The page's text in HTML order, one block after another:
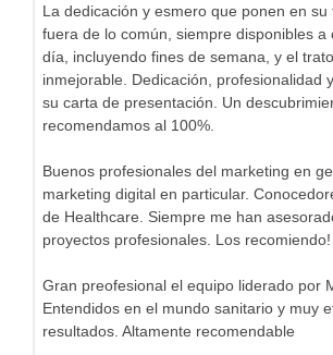
La dedicación y esmero que ponen en su
fuera de lo común, siempre disponibles a
día, incluyendo fines de semana, y el
inmejorable. Dedicación, profesionalidad
su carta de presentación. Un
recomendamos al 100%.
Buenos profesionales del marketing en
marketing digital en particular.
de Healthcare. Siempre me han
proyectos profesionales. Los recomiendo!
Gran preofesional el equipo liderado por
Entendidos en el mundo sanitario y muy
resultados. Altamente recomendable